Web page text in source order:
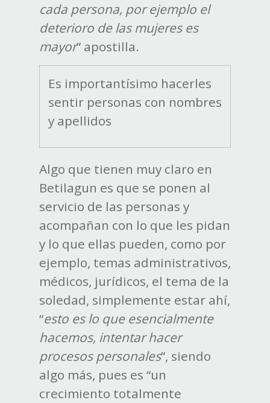
cada persona, por ejemplo el
deterioro de las mujeres es
mayor” apostilla.
Es importantísimo hacerles
sentir personas con nombres
y apellidos
Algo que tienen muy claro en
Betilagun es que se ponen al
servicio de las personas y
acompañan con lo que les pidan
y lo que ellas pueden, como por
ejemplo, temas administrativos,
médicos, jurídicos, el tema de la
soledad, simplemente estar ahí,
“esto es lo que esencialmente
hacemos, intentar hacer
procesos personales”, siendo
algo más, pues es “un
crecimiento totalmente